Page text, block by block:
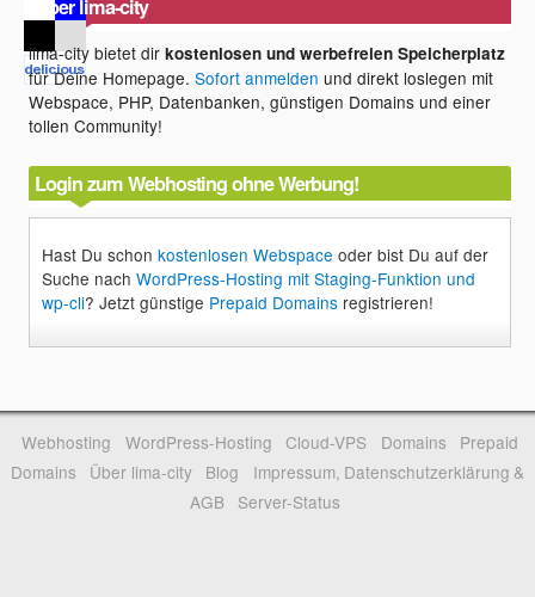
Über lima-city
lima-city bietet dirkostenlosen und werbefreien Speicherplatz
für Deine Homepage.Sofort anmelden und direkt loslegen mit
Webspace, PHP, Datenbanken, günstigen Domains und einer
tollen Community!
Login zum Webhosting ohne Werbung!
Hast Du schonkostenlosen Webspace oder bist Du auf der
Suche nachWordPress-Hosting mit Staging-Funktion und
wp-cli? Jetzt günstige Prepaid Domains registrieren!
Webhosting WordPress-Hosting Cloud-VPS Domains
Prepaid
Domains
Über lima-city Blog
Impressum, Datenschutzerklärung &
AGB
Server-Status